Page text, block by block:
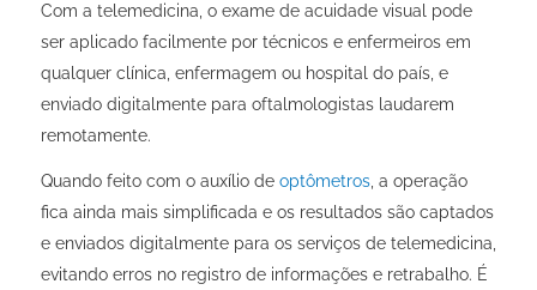
Com a telemedicina, o exame de acuidade visual pode
ser aplicado facilmente por técnicos e enfermeiros em
qualquer clínica, enfermagem ou hospital do país, e
enviado digitalmente para oftalmologistas laudarem
remotamente.
Quando feito com o auxílio de optômetros, a operação
fica ainda mais simplificada e os resultados são captados
e enviados digitalmente para os serviços de telemedicina,
evitando erros no registro de informações e retrabalho. É